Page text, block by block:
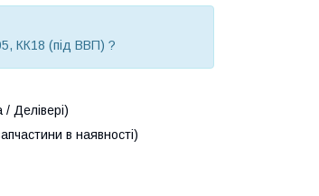
КК18 (під ВВП) ?
/ Делівері)
в наявності)